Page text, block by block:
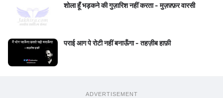
शोला हूँ भड़कने की गुज़ारिश नहीं करता - मुज़फ़्फ़र वारसी
पराई आग पे रोटी नहीं बनाऊँगा - तहज़ीब हाफ़ी
ADVERTISEMENT